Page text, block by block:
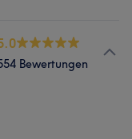
Bewertungen